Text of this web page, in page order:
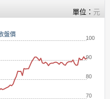
單位： 元
盤價
70
80
90
100